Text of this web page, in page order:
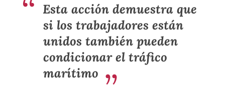
Esta acción demuestra que
si los trabajadores están
unidos también pueden
condicionar el tráfico
marítimo